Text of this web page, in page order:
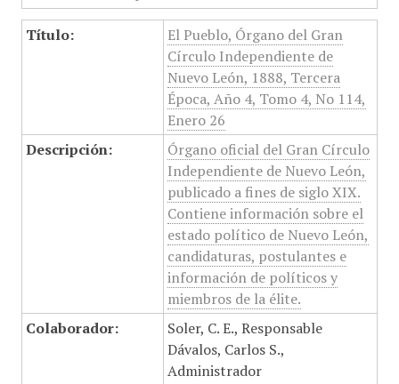
Título:
El Pueblo, Órgano del Gran
Círculo Independiente de
Nuevo León, 1888, Tercera
Época, Año 4, Tomo 4, No 114,
Enero 26
Descripción:
Órgano oficial del Gran Círculo
Independiente de Nuevo León,
publicado a fines de siglo XIX.
Contiene información sobre el
estado político de Nuevo León,
candidaturas, postulantes e
información de políticos y
miembros de la élite.
Colaborador:
Soler, C. E., Responsable
Dávalos, Carlos S.,
Administrador